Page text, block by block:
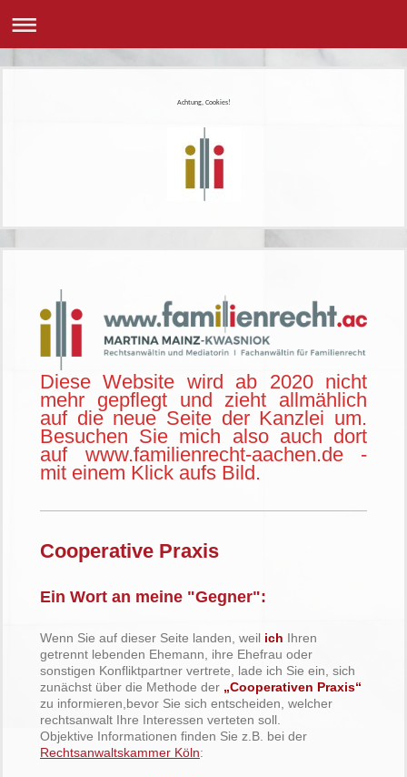
Achtung, Cookies!
Diese Website wird ab 2020 nicht
mehr gepflegt und zieht allmählich
auf die neue Seite der Kanzlei um.
Besuchen Sie mich also auch dort
auf www.familienrecht-aachen.de -
mit einem Klick aufs Bild.
Cooperative Praxis
Ein Wort an meine "Gegner":
Wenn Sie auf dieser Seite landen, weil ich Ihren
getrennt lebenden Ehemann, ihre Ehefrau oder
sonstigen Konfliktpartner vertrete, lade ich Sie ein, sich
zunächst über die Methode der „Cooperativen Praxis“
zu informieren,bevor Sie sich entscheiden, welcher
rechtsanwalt Ihre Interessen verteten soll.
Objektive Informationen finden Sie z.B. bei der
Rechtsanwaltskammer Köln: